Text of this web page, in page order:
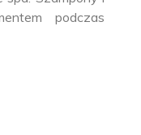
podczas